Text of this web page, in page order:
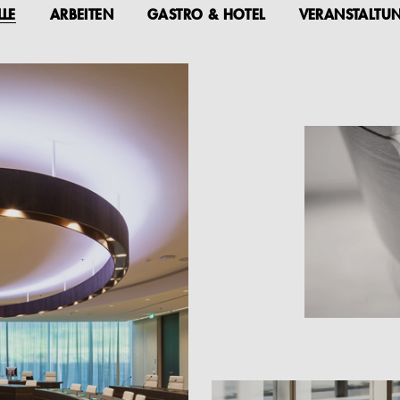
ARBEITEN GASTRO & HOTEL